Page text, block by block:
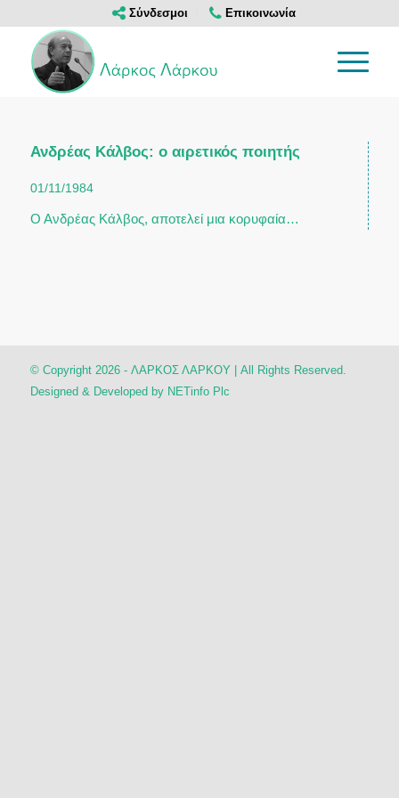
Σύνδεσμοι Επικοινωνία
Ανδρέας Κάλβος: ο αιρετικός ποιητής
01/11/1984
Ο Ανδρέας Κάλβος, αποτελεί μια κορυφαία…
© Copyright 2026 - ΛΑΡΚΟΣ ΛΑΡΚΟΥ | All Rights Reserved.
Designed & Developed by NETinfo Plc